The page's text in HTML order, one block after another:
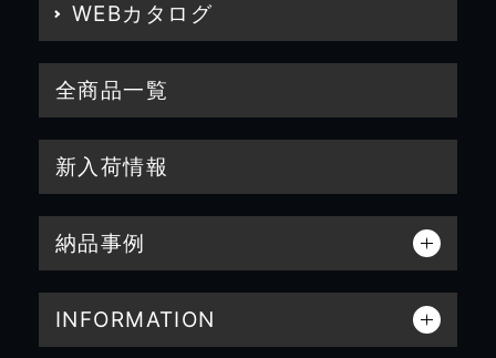
WEBカタログ
全商品一覧
新入荷情報
納品事例
INFORMATION